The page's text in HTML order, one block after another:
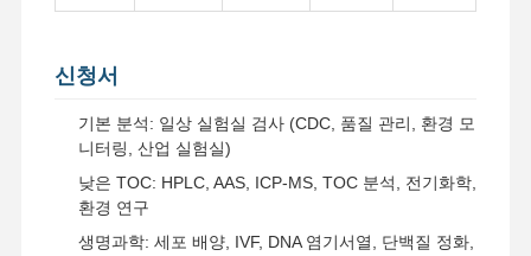
신청서
기본 분석: 일상 실험실 검사 (CDC, 품질 관리, 환경 모
니터링, 산업 실험실)
낮은 TOC: HPLC, AAS, ICP-MS, TOC 분석, 전기화학,
환경 연구
생명과학: 세포 배양, IVF, DNA 염기서열, 단백질 정화,